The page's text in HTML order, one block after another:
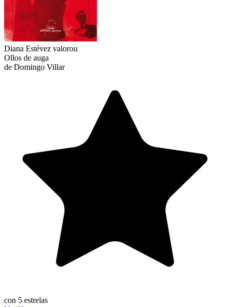
Diana Estévez valorou
Ollos de auga
de Domingo Villar
con 5 estrelas